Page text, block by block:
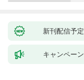
が、出世した元教え子
新刊配信予定
キャンペーン